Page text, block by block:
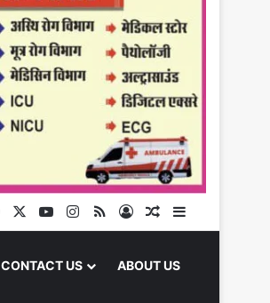
Facebook YouTubeInstagram
RSS Log InRandom Article
CONTACT US ABOUT US